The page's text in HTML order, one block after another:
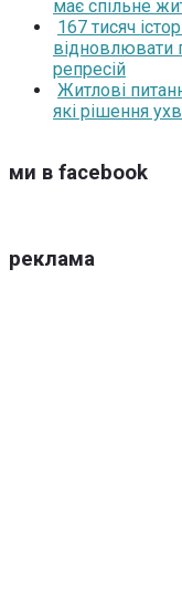
має спільне
167 тисяч
відновлювати
репресій
Житлові
які рішення
ми в facebook
реклама